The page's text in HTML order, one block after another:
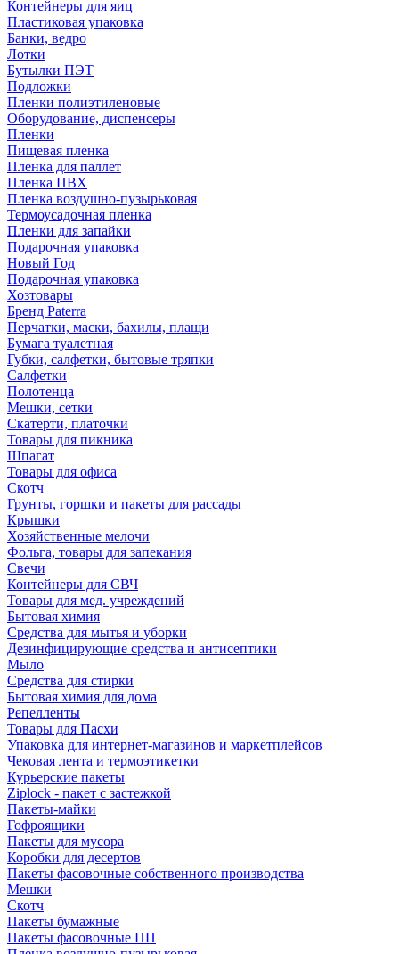
Контейнеры для яиц
Пластиковая упаковка
Банки, ведро
Лотки
Бутылки ПЭТ
Подложки
Пленки полиэтиленовые
Оборудование, диспенсеры
Пленки
Пищевая пленка
Пленка для паллет
Пленка ПВХ
Пленка воздушно-пузырьковая
Термоусадочная пленка
Пленки для запайки
Подарочная упаковка
Новый Год
Подарочная упаковка
Хозтовары
Бренд Paterra
Перчатки, маски, бахилы, плащи
Бумага туалетная
Губки, салфетки, бытовые тряпки
Салфетки
Полотенца
Мешки, сетки
Скатерти, платочки
Товары для пикника
Шпагат
Товары для офиса
Скотч
Грунты, горшки и пакеты для рассады
Крышки
Хозяйственные мелочи
Фольга, товары для запекания
Свечи
Контейнеры для СВЧ
Товары для мед. учреждений
Бытовая химия
Средства для мытья и уборки
Дезинфицирующие средства и антисептики
Мыло
Средства для стирки
Бытовая химия для дома
Репелленты
Товары для Пасхи
Упаковка для интернет-магазинов и маркетплейсов
Чековая лента и термоэтикетки
Курьерские пакеты
Ziplock - пакет с застежкой
Пакеты-майки
Гофроящики
Пакеты для мусора
Коробки для десертов
Пакеты фасовочные собственного производства
Мешки
Скотч
Пакеты бумажные
Пакеты фасовочные ПП